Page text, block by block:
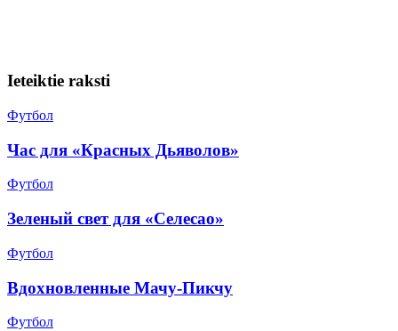
Ieteiktie raksti
Футбол
Час для «Красных Дьяволов»
Футбол
Зеленый свет для «Селесао»
Футбол
Вдохновленные Мачу-Пикчу
Футбол